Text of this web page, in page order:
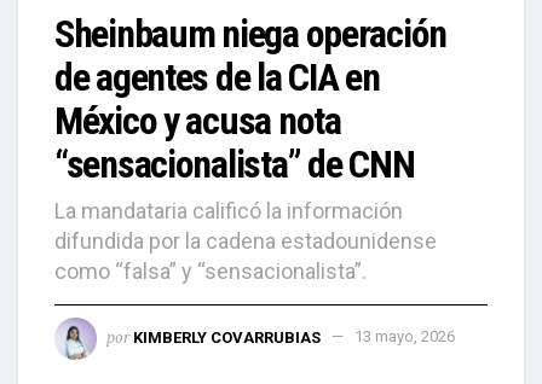
Sheinbaum niega operación
de agentes de la CIA en
México y acusa nota
“sensacionalista” de CNN
La mandataria calificó la información
difundida por la cadena estadounidense
como “falsa” y “sensacionalista”.
por KIMBERLY COVARRUBIAS 13 mayo, 2026